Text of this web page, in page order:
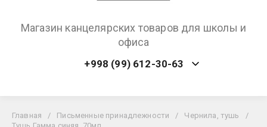
Магазин канцелярских товаров для школы и
офиса
+998 (99) 612-30-63
Главная / Письменные принадлежности / Чернила, тушь
/